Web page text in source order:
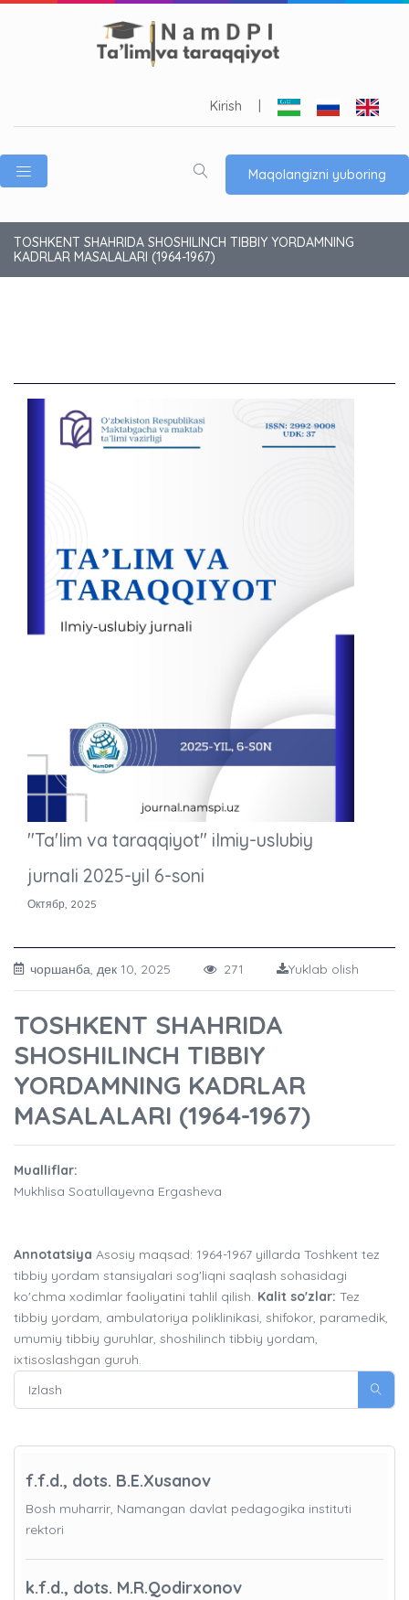
Kirish
Maqolangizni yuboring
TOSHKENT SHAHRIDA SHOSHILINCH TIBBIY YORDAMNING
KADRLAR MASALALARI (1964-1967)
"Ta'lim va taraqqiyot" ilmiy-uslubiy
jurnali 2025-yil 6-soni
Октябр, 2025
чоршанба, дек 10, 2025 271 Yuklab olish
TOSHKENT SHAHRIDA
SHOSHILINCH TIBBIY
YORDAMNING KADRLAR
MASALALARI (1964-1967)
Mualliflar:
Mukhlisa Soatullayevna Ergasheva
Annotatsiya Asosiy maqsad: 1964-1967 yillarda Toshkent tez
tibbiy yordam stansiyalari sog'liqni saqlash sohasidagi
ko'chma xodimlar faoliyatini tahlil qilish. Kalit so'zlar: Tez
tibbiy yordam, ambulatoriya poliklinikasi, shifokor, paramedik,
umumiy tibbiy guruhlar, shoshilinch tibbiy yordam,
ixtisoslashgan guruh.
f.f.d., dots. B.E.Xusanov
Bosh muharrir, Namangan davlat pedagogika instituti
rektori
k.f.d., dots. M.R.Qodirxonov